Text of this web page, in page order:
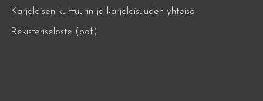
Karjalaisen kulttuurin ja karjalaisuuden yhteisö
Rekisteriseloste (pdf)